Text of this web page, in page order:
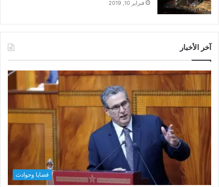
فبراير 10, 2019
آخر الأخبار
قضايا وحوادث